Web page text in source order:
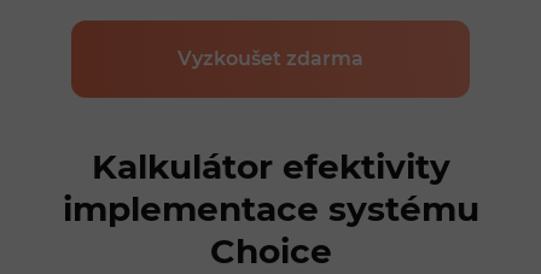
Vyzkoušet zdarma
Kalkulátor efektivity
implementace systému
Choice